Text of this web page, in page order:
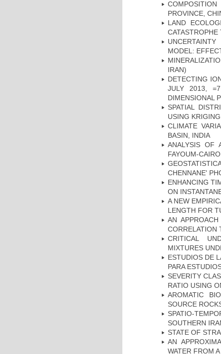
PROVINCE,
LAND
CATASTROPHE
MODEL:
IRAN)
DETECTING
JULY 2013,
DIMENSIONAL
SPATIAL
USING
CLIMATE
BASIN, INDIA
ANALYSIS OF
FAYOUM-
CHENNANE'
ENHANCING
ON
A NEW
LENGTH FOR
AN
CORRELATION
CRITICAL
MIXTURES
ESTUDIOS DE
PARA
SEVERITY
RATIO USING
AROMATIC
SOURCE
SPATIO-
SOUTHERN
STATE OF
AN
WATER FROM